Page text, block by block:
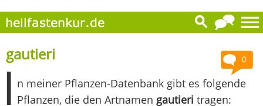
0
gautieri
I n meiner Pflanzen-Datenbank gibt es folgende
Pflanzen, die den Artnamen gautieri tragen: